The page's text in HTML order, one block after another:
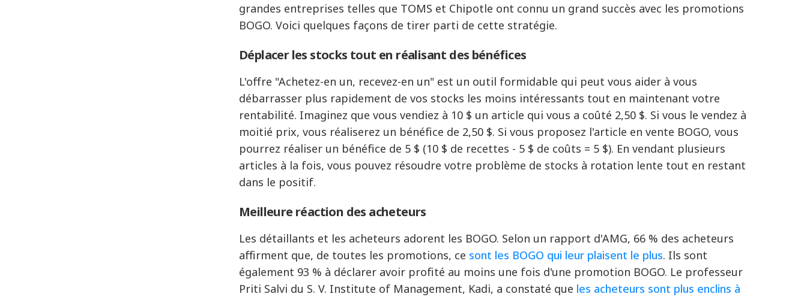
grandes entreprises telles que TOMS et Chipotle ont connu un grand succès avec les promotions
BOGO. Voici quelques façons de tirer parti de cette stratégie.
Déplacer les stocks tout en réalisant des bénéfices
L'offre "Achetez-en un, recevez-en un" est un outil formidable qui peut vous aider à vous
débarrasser plus rapidement de vos stocks les moins intéressants tout en maintenant votre
rentabilité. Imaginez que vous vendiez à 10 $ un article qui vous a coûté 2,50 $. Si vous le vendez à
moitié prix, vous réaliserez un bénéfice de 2,50 $. Si vous proposez l'article en vente BOGO, vous
pourrez réaliser un bénéfice de 5 $ (10 $ de recettes - 5 $ de coûts = 5 $). En vendant plusieurs
articles à la fois, vous pouvez résoudre votre problème de stocks à rotation lente tout en restant
dans le positif.
Meilleure réaction des acheteurs
Les détaillants et les acheteurs adorent les BOGO. Selon un rapport d'AMG, 66 % des acheteurs
affirment que, de toutes les promotions, ce sont les BOGO qui leur plaisent le plus. Ils sont
également 93 % à déclarer avoir profité au moins une fois d'une promotion BOGO. Le professeur
Priti Salvi du S. V. Institute of Management, Kadi, a constaté que les acheteurs sont plus enclins à